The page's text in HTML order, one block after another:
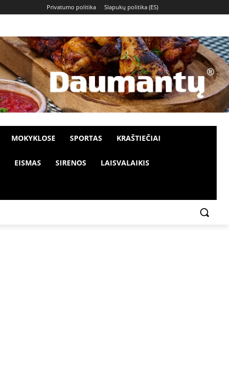
Privatumo politika Slapukų politika (ES)
MOKYKLOSE SPORTAS KRAŠTIEČIAI
EISMAS SIRENOS LAISVALAIKIS